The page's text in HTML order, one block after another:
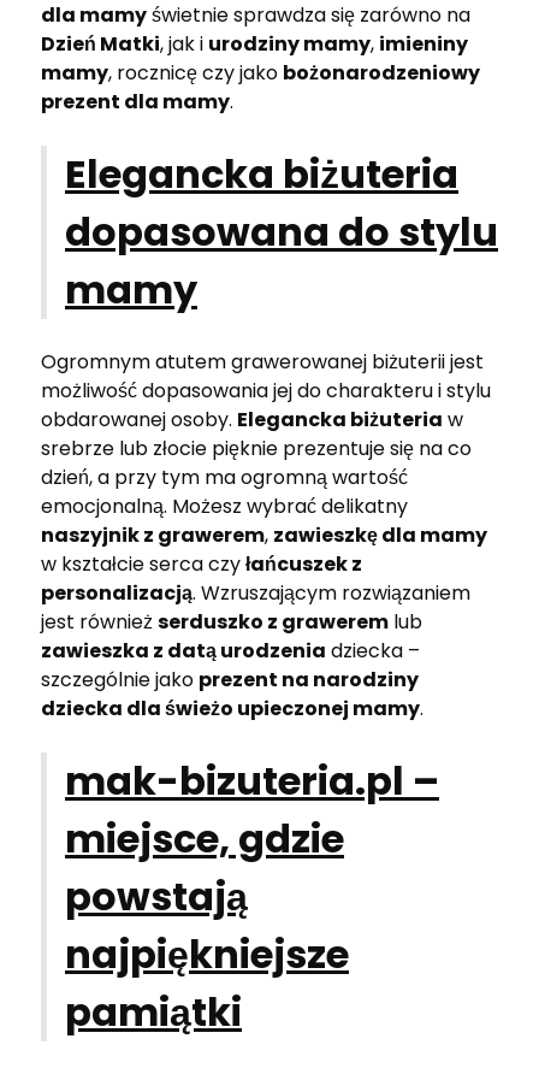
dla mamyświetnie sprawdza się zarówno na
Dzień Matki, jak i urodziny mamy, imieniny
mamy, rocznicę czy jako bożonarodzeniowy
prezent dla mamy.
Elegancka biżuteria
dopasowana do stylu
mamy
Ogromnym atutem grawerowanej biżuterii jest
możliwość dopasowania jej do charakteru i stylu
obdarowanej osoby. Elegancka biżuteria w
srebrze lub złocie pięknie prezentuje się na co
dzień, a przy tym ma ogromną wartość
emocjonalną. Możesz wybrać delikatny
naszyjnik z grawerem, zawieszkę dla mamy
w kształcie serca czyłańcuszek z
personalizacją. Wzruszającym rozwiązaniem
jest równieżserduszko z grawerem lub
zawieszka z datą urodzenia dziecka –
szczególnie jako prezent na narodziny
dziecka dla świeżo upieczonej mamy.
mak-bizuteria.pl –
miejsce, gdzie
powstają
najpiękniejsze
pamiątki